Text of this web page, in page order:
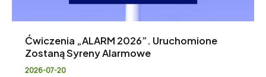
Ćwiczenia „ALARM 2026”. Uruchomione
Zostaną Syreny Alarmowe
2026-07-20